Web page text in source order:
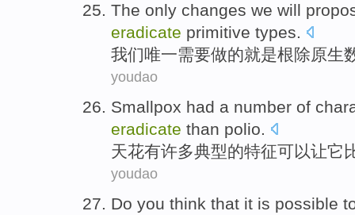
The only changes we will
eradicate primitive types.
我们唯一需要做的就是根除原生
youdao
Smallpox had a number of
eradicate than polio.
天花有许多典型的特征可以让它
youdao
Do you think that it is possible